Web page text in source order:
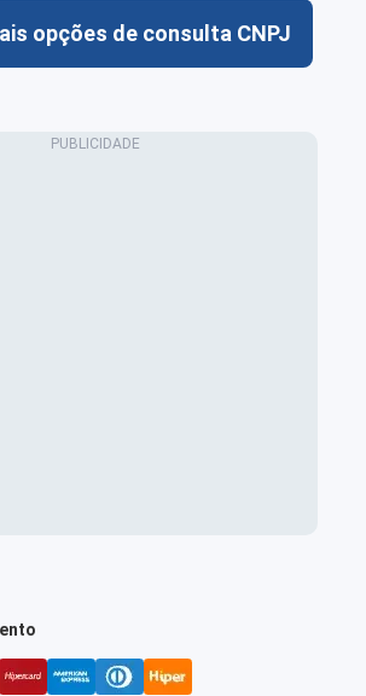
opções de consulta CNPJ